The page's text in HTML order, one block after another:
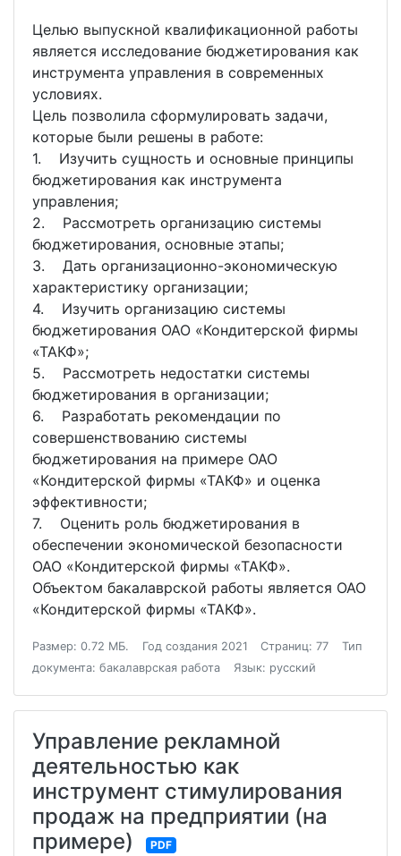
Целью выпускной квалификационной работы
является исследование бюджетирования как
инструмента управления в современных
условиях.
Цель позволила сформулировать задачи,
которые были решены в работе:
1. Изучить сущность и основные принципы
бюджетирования как инструмента
управления;
2. Рассмотреть организацию системы
бюджетирования, основные этапы;
3. Дать организационно-экономическую
характеристику организации;
4. Изучить организацию системы
бюджетирования ОАО «Кондитерской фирмы
«ТАКФ»;
5. Рассмотреть недостатки системы
бюджетирования в организации;
6. Разработать рекомендации по
совершенствованию системы
бюджетирования на примере ОАО
«Кондитерской фирмы «ТАКФ» и оценка
эффективности;
7. Оценить роль бюджетирования в
обеспечении экономической безопасности
ОАО «Кондитерской фирмы «ТАКФ».
Объектом бакалаврской работы является ОАО
«Кондитерской фирмы «ТАКФ».
Размер: 0.72 МБ. Год создания 2021 Страниц: 77
Тип
документа: бакалаврская работа
Язык: русский
Управление рекламной
деятельностью как
инструмент стимулирования
продаж на предприятии (на
примере)
PDF